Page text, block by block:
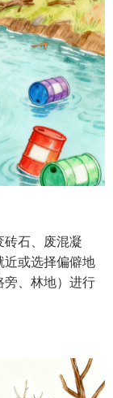
砖石、废混凝
近或选择偏僻地
旁、林地）进行